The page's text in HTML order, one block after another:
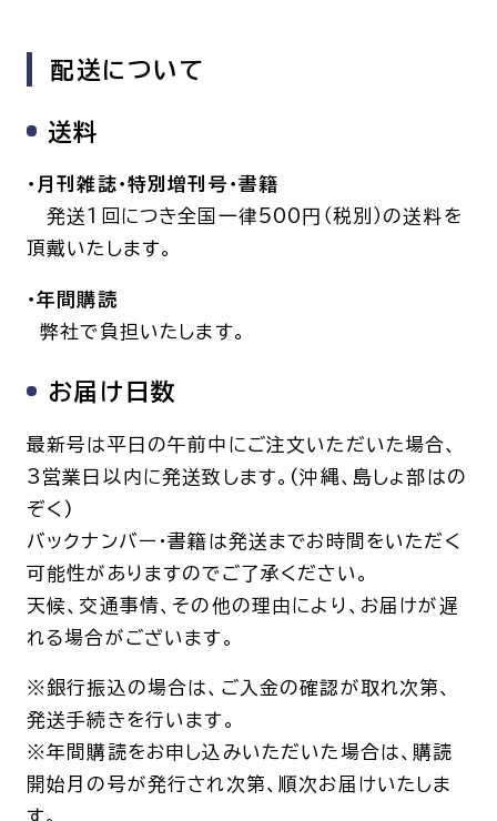
配送について
送料
・月刊雑誌・特別増刊号・書籍
発送1回につき全国一律500円（税別）の送料を
頂戴いたします。
・年間購読
弊社で負担いたします。
お届け日数
最新号は平日の午前中にご注文いただいた場合、
3営業日以内に発送致します。(沖縄、島しょ部はの
ぞく)
バックナンバー・書籍は発送までお時間をいただく
可能性がありますのでご了承ください。
天候、交通事情、その他の理由により、お届けが遅
れる場合がございます。
※銀行振込の場合は、ご入金の確認が取れ次第、
発送手続きを行います。
※年間購読をお申し込みいただいた場合は、購読
開始月の号が発行され次第、順次お届けいたしま
す。